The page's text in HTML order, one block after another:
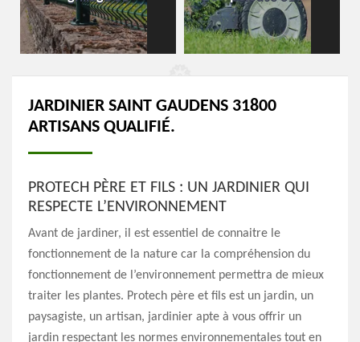
JARDINIER SAINT GAUDENS 31800
ARTISANS QUALIFIÉ.
PROTECH PÈRE ET FILS : UN JARDINIER QUI
RESPECTE L’ENVIRONNEMENT
Avant de jardiner, il est essentiel de connaitre le
fonctionnement de la nature car la compréhension du
fonctionnement de l’environnement permettra de mieux
traiter les plantes. Protech père et fils est un jardin, un
paysagiste, un artisan, jardinier apte à vous offrir un
jardin respectant les normes environnementales tout en